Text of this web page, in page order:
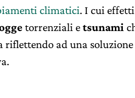
climatici. I cui
torrenziali etsunami
riflettendo ad una